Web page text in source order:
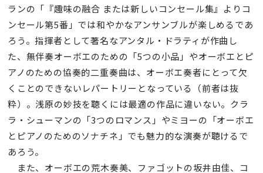
ランの「『趣味の融合 または新しいコンセール集』よりコ
ンセール第5番」では和やかなアンサンブルが楽しめるであ
ろう。指揮者として著名なアンタル・ドラティが作曲し
た、無伴奏オーボエのための「5つの小品」やオーボエとピ
アノのための協奏的二重奏曲は、オーボエ奏者にとって欠
くことのできないレパートリーとなっている（前者は抜
粋）。浅原の妙技を聴くには最適の作品に違いない。クラ
ラ・シューマンの「3つのロマンス」やミヨーの「オーボエ
とピアノのためのソナチネ」でも魅力的な演奏が聴けるで
あろう。
また、オーボエの荒木奏美、ファゴットの坂井由佳、コ